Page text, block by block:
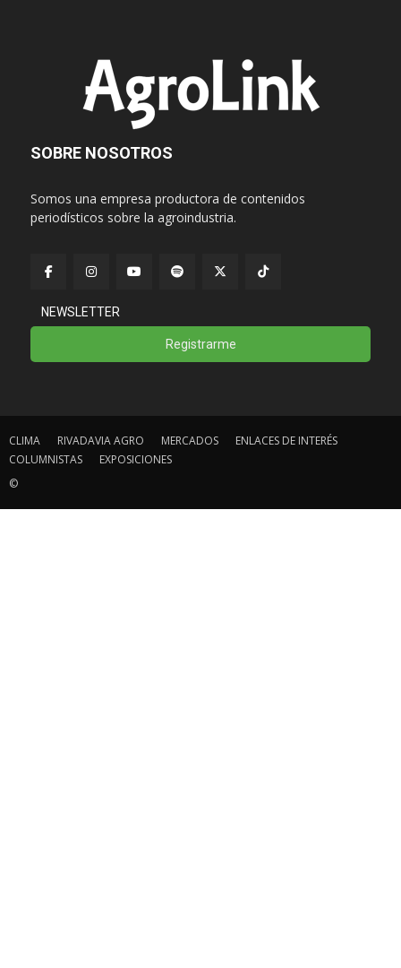
SOBRE NOSOTROS
Somos una empresa productora de contenidos
periodísticos sobre la agroindustria.
NEWSLETTER
Registrarme
CLIMA RIVADAVIA AGRO MERCADOS
ENLACES DE INTERÉS
COLUMNISTAS
EXPOSICIONES
©